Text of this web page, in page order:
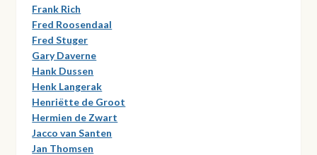
Frank Rich
Fred Roosendaal
Fred Stuger
Gary Daverne
Hank Dussen
Henk Langerak
Henriëtte de Groot
Hermien de Zwart
Jacco van Santen
Jan Thomsen